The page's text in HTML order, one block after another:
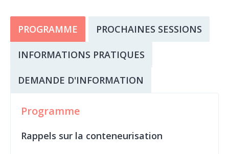
PROGRAMME PROCHAINES SESSIONS
INFORMATIONS PRATIQUES
DEMANDE D'INFORMATION
Programme
Rappels sur la conteneurisation